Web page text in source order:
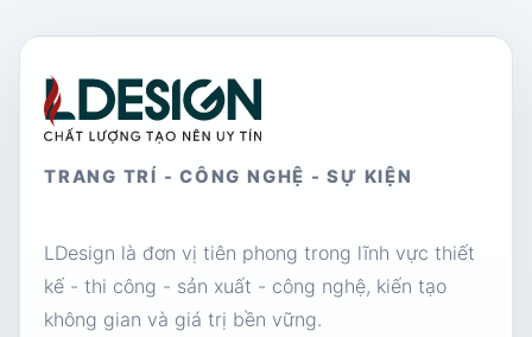
TRANG TRÍ - CÔNG NGHỆ - SỰ KIỆN
LDesign là đơn vị tiên phong trong lĩnh vực thiết
kế - thi công - sản xuất - công nghệ, kiến tạo
không gian và giá trị bền vững.